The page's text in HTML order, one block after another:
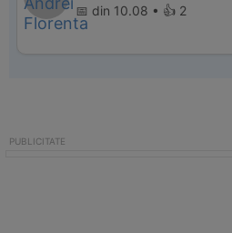
📅 din 10.08 • 👍 2